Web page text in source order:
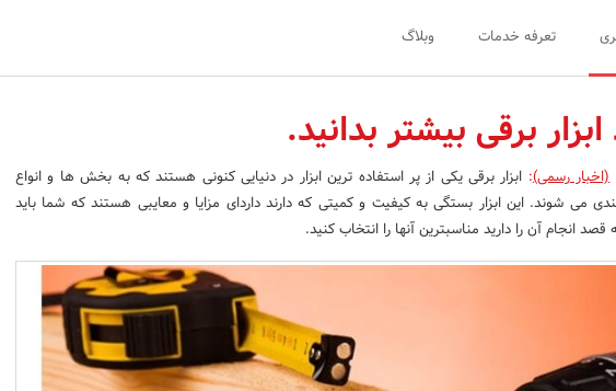
تعرفه خدمات وبلاگ
برقی بیشتر بدانید.
(اخبار رسمی): ابزار برقی یکی از پر استفاده ترین ابزار در دنیایی کنونی هستند که به بخش ها و انواع
می شوند. این ابزار بستگی به کیفیت و کمیتی که دارند داردای مزایا و معایبی هستند که شما باید
انجام آن را دارید مناسبترین آنها را انتخاب کنید.